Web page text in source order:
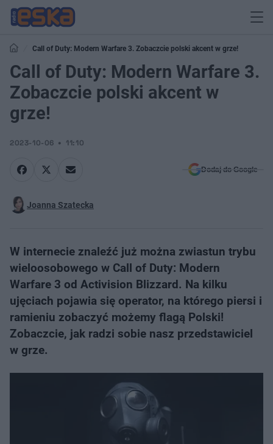
Call of Duty: Modern Warfare 3. Zobaczcie polski akcent w grze!
Call of Duty: Modern Warfare 3.
Zobaczcie polski akcent w
grze!
2023-10-06 11:10
Dodaj do Google
Joanna Szatecka
W internecie znaleźć już można zwiastun trybu
wieloosobowego w Call of Duty: Modern
Warfare 3 od Activision Blizzard. Na kilku
ujęciach pojawia się operator, na którego piersi i
ramieniu zobaczyć możemy flagą Polski!
Zobaczcie, jak radzi sobie nasz przedstawiciel
w grze.